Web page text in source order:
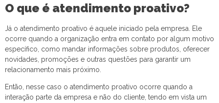
O que é atendimento proativo?
Já o atendimento proativo é aquele iniciado pela empresa. Ele
ocorre quando a organização entra em contato por algum motivo
específico, como mandar informações sobre produtos, oferecer
novidades, promoções e outras questões para garantir um
relacionamento mais próximo.
Então, nesse caso o atendimento proativo ocorre quando a
interação parte da empresa e não do cliente, tendo em vista um